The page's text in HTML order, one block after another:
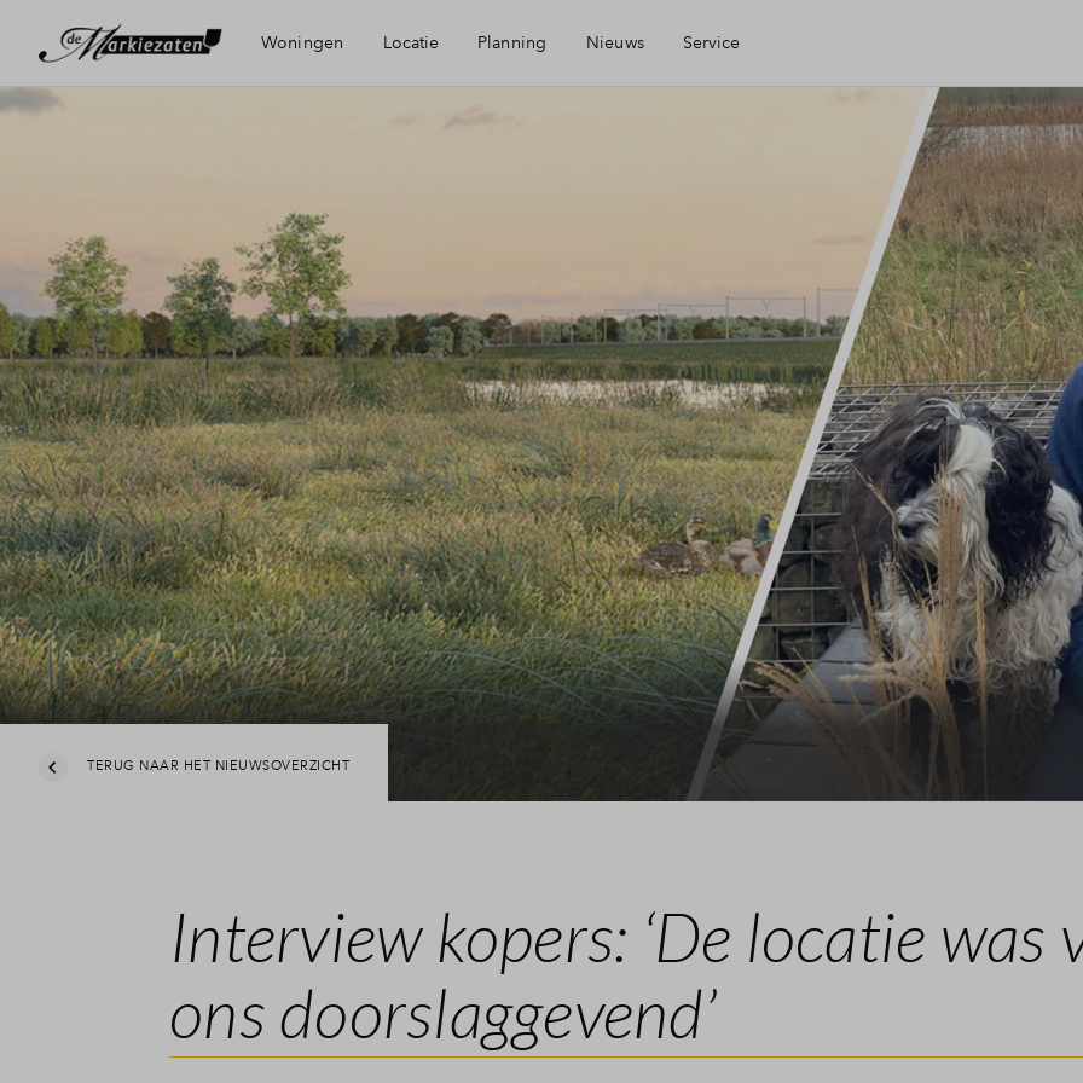
Woningen Locatie
Voorzieningen
Duurzaamheid
Bergen op Zoom
Groene woonomgeving
Planning Nieuws Service
Financiering
Toewijzing
Woning kopen
Veelgestelde vragen
Contact
TERUG NAAR HET NIEUWSOVERZICHT
Interview kopers: ‘De locatie was
ons doorslaggevend’